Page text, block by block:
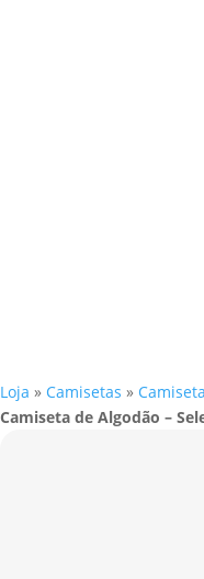
Loja » Camisetas »
Camiseta de Algodão –